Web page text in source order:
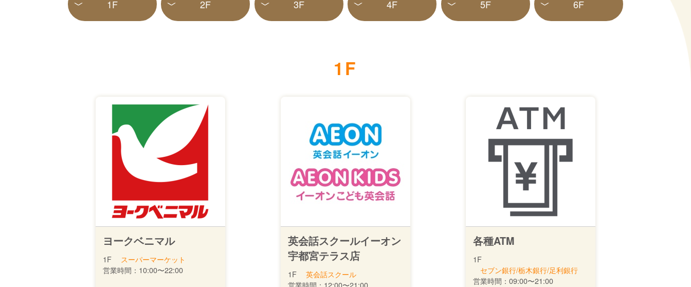
1F 2F 3F 4F 5F 6F
1F
ヨークベニマル
1F
スーパーマーケット
営業時間： 10:00〜22:00
英会話スクールイーオン
宇都宮テラス店
1F
英会話スクール
各種ATM
1F
セブン銀行/栃木銀行/足利銀行
営業時間： 09:00〜21:00